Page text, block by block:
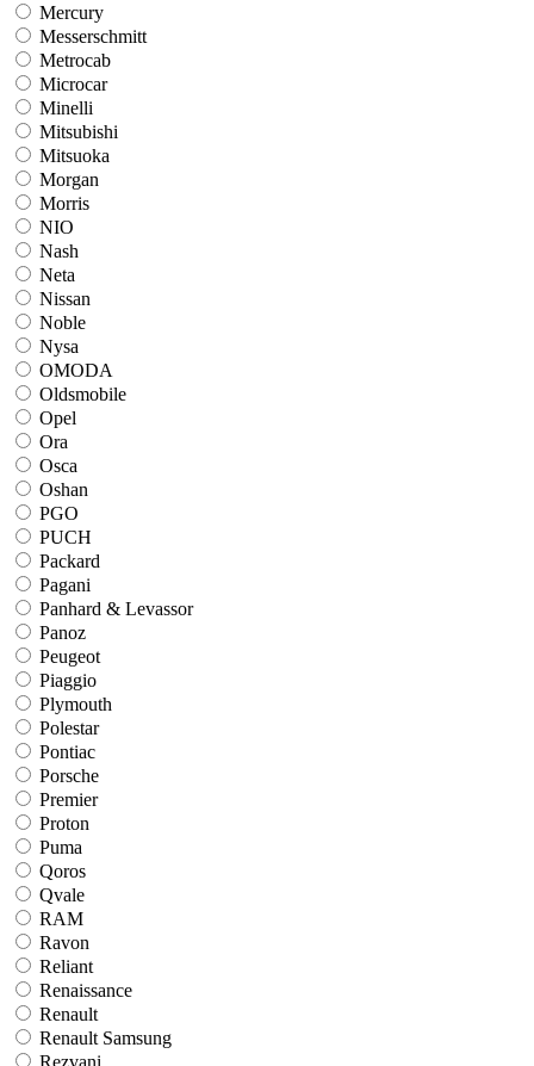
Mercury
Messerschmitt
Metrocab
Microcar
Minelli
Mitsubishi
Mitsuoka
Morgan
Morris
NIO
Nash
Neta
Nissan
Noble
Nysa
OMODA
Oldsmobile
Opel
Ora
Osca
Oshan
PGO
PUCH
Packard
Pagani
Panhard & Levassor
Panoz
Peugeot
Piaggio
Plymouth
Polestar
Pontiac
Porsche
Premier
Proton
Puma
Qoros
Qvale
RAM
Ravon
Reliant
Renaissance
Renault
Renault Samsung
Rezvani